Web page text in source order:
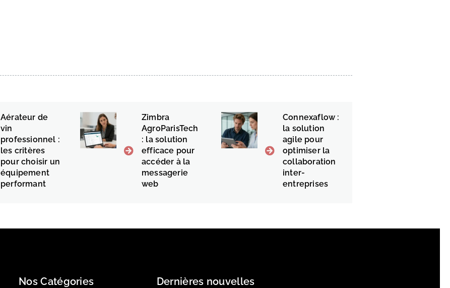
Aérateur de
vin
professionnel :
les critères
pour choisir un
équipement
performant
Zimbra
AgroParisTech
: la solution
efficace pour
accéder à la
messagerie
web
Connexaflow :
la solution
agile pour
optimiser la
collaboration
inter-
entreprises
Nos Catégories Dernières nouvelles